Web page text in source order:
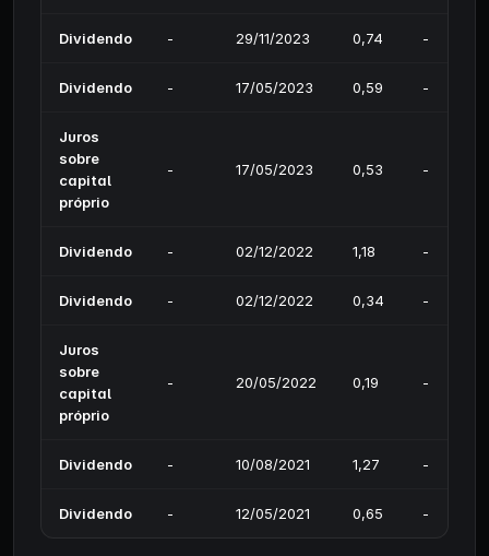
Dividendo - 29/11/2023 0,74 -
Dividendo - 17/05/2023 0,59 -
Juros
sobre
capital
próprio
- 17/05/2023 0,53 -
Dividendo - 02/12/2022 1,18 -
Dividendo - 02/12/2022 0,34 -
Juros
sobre
capital
próprio
- 20/05/2022 0,19 -
Dividendo - 10/08/2021 1,27 -
Dividendo - 12/05/2021 0,65 -